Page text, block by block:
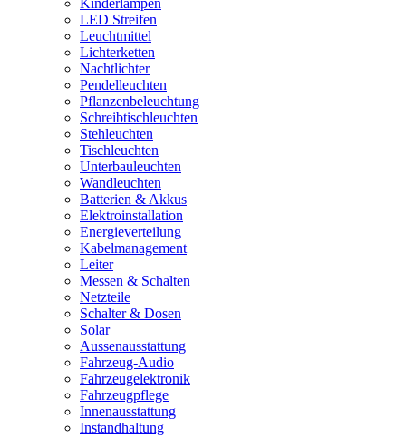
Kinderlampen
LED Streifen
Leuchtmittel
Lichterketten
Nachtlichter
Pendelleuchten
Pflanzenbeleuchtung
Schreibtischleuchten
Stehleuchten
Tischleuchten
Unterbauleuchten
Wandleuchten
Batterien & Akkus
Elektroinstallation
Energieverteilung
Kabelmanagement
Leiter
Messen & Schalten
Netzteile
Schalter & Dosen
Solar
Aussenausstattung
Fahrzeug-Audio
Fahrzeugelektronik
Fahrzeugpflege
Innenausstattung
Instandhaltung